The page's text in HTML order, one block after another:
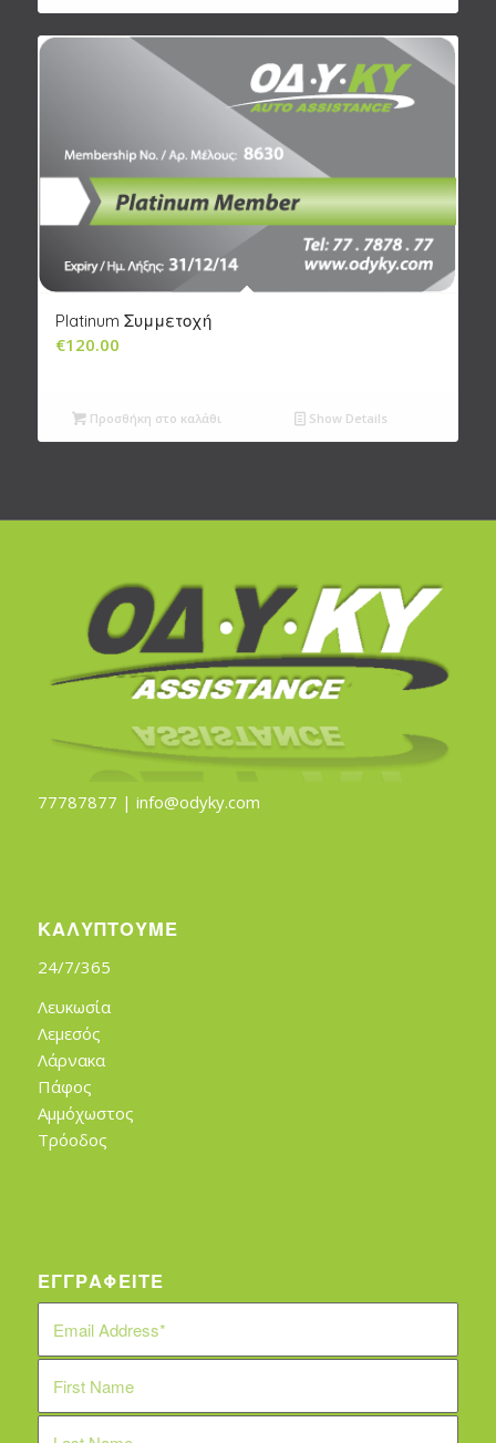
Platinum Συμμετοχή
€120.00
Προσθήκη στο καλάθι Show Details
77787877 | info@odyky.com
ΚΑΛΥΠΤΟΥΜΕ
24/7/365
Λευκωσία
Λεμεσός
Λάρνακα
Πάφος
Αμμόχωστος
Τρόοδος
ΕΓΓΡΑΦΕΙΤΕ